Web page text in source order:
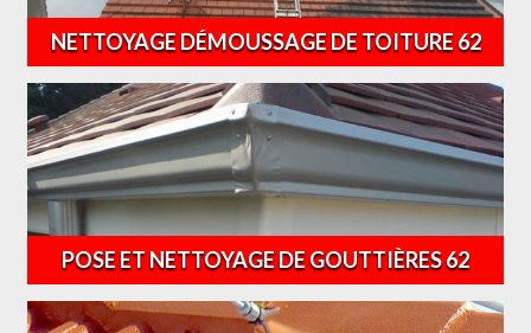
NETTOYAGE DÉMOUSSAGE DE TOITURE 62
POSE ET NETTOYAGE DE GOUTTIÈRES 62